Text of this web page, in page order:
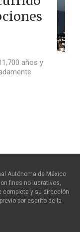
años y
Autónoma de México
fines no lucrativos,
completa y su dirección
por escrito de la